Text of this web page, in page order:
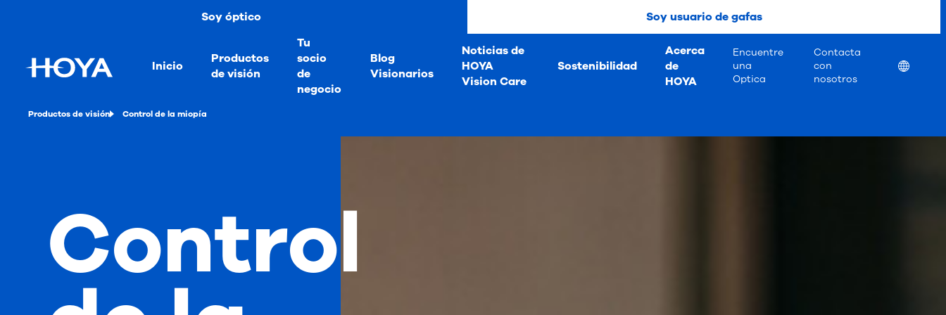
Soy óptico Soy usuario de gafas
Inicio
Productos
de visión
Tu
socio
de
negocio
Blog
Visionarios
Noticias de
HOYA
Vision Care
Sostenibilidad
Acerca
de
HOYA
Encuentre
una
Optica
Contacta
con
nosotros
Location
Productos de visión Control de la miopía
Control